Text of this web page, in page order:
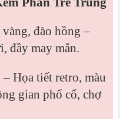
đào hồng –
đầy may mắn.
Họa tiết retro, màu
gian phố cổ, chợ